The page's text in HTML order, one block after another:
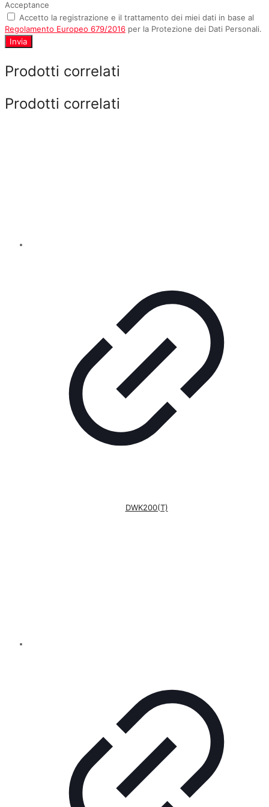
Acceptance
Accetto la registrazione e il trattamento dei miei dati in base al
Regolamento Europeo 679/2016 per la Protezione dei Dati Personali.
Invia
Prodotti correlati
Prodotti correlati
DWK200(T)